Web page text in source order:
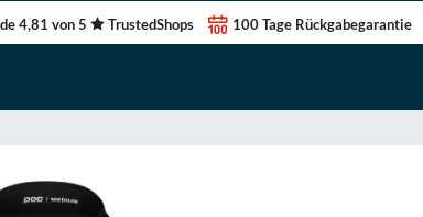
4,81 von 5 TrustedShops 100 Tage Rückgabegarantie